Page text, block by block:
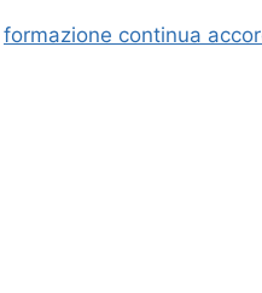
formazione continua